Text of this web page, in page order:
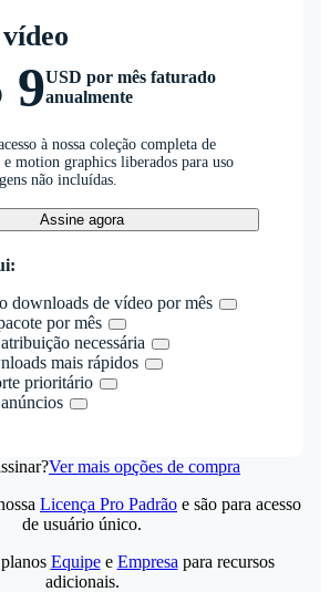
9USD por mês faturado
anualmente
à nossa coleção completa de
e motion graphics liberados para uso
não incluídas.
Assine agora
downloads de vídeo por mês
por mês
necessária
mais rápidos
prioritário
Ver mais opções de compra
Licença Pro Padrão e são para acesso
de usuário único.
Equipee Empresa para recursos
adicionais.